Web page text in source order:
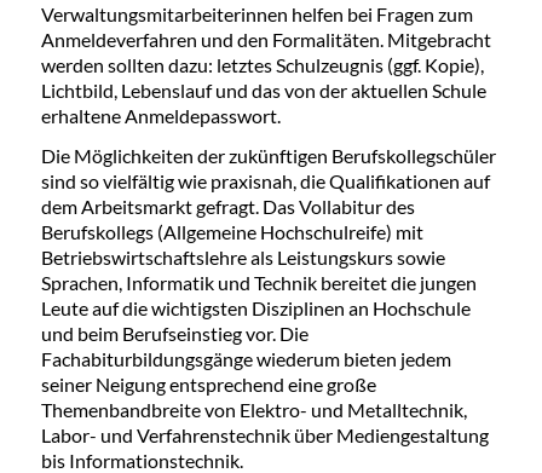
Verwaltungsmitarbeiterinnen helfen bei Fragen zum
Anmeldeverfahren und den Formalitäten. Mitgebracht
werden sollten dazu: letztes Schulzeugnis (ggf. Kopie),
Lichtbild, Lebenslauf und das von der aktuellen Schule
erhaltene Anmeldepasswort.
Die Möglichkeiten der zukünftigen Berufskollegschüler
sind so vielfältig wie praxisnah, die Qualifikationen auf
dem Arbeitsmarkt gefragt. Das Vollabitur des
Berufskollegs (Allgemeine Hochschulreife) mit
Betriebswirtschaftslehre als Leistungskurs sowie
Sprachen, Informatik und Technik bereitet die jungen
Leute auf die wichtigsten Disziplinen an Hochschule
und beim Berufseinstieg vor. Die
Fachabiturbildungsgänge wiederum bieten jedem
seiner Neigung entsprechend eine große
Themenbandbreite von Elektro- und Metalltechnik,
Labor- und Verfahrenstechnik über Mediengestaltung
bis Informationstechnik.